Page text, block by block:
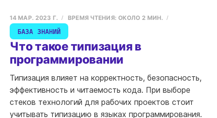
Что такое типизация в
программировании
14 МАР. 2023 Г. ВРЕМЯ ЧТЕНИЯ: ОКОЛО 2 МИН.
БАЗА ЗНАНИЙ
Типизация влияет на корректность, безопасность,
эффективность и читаемость кода. При выборе
стеков технологий для рабочих проектов стоит
учитывать типизацию в языках программирования.